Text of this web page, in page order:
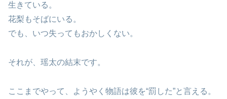
生きている。
花梨もそばにいる。
でも、いつ失ってもおかしくない。
それが、瑶太の結末です。
ここまでやって、ようやく物語は彼を“罰した”と言える。